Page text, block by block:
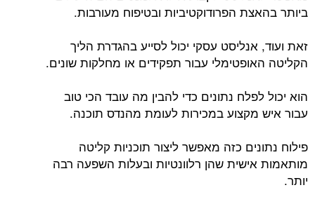
ביותר בהאצת הפרודוקטיביות ובטיפוח מעורבות.
זאת ועוד, אנליסט עסקי יכול לסייע בהגדרת הליך
הקליטה האופטימלי עבור תפקידים או מחלקות שונים.
הוא יכול לפלח נתונים כדי להבין מה עובד הכי טוב
עבור איש מקצוע במכירות לעומת מהנדס תוכנה.
פילוח נתונים כזה מאפשר ליצור תוכניות קליטה
מותאמות אישית שהן רלוונטיות ובעלות השפעה רבה
יותר.